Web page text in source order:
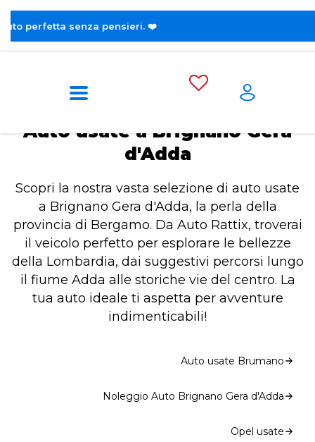
Home Auto usate a Brignano Gera d'Adda
Auto usate a Brignano Gera
d'Adda
Scopri la nostra vasta selezione di auto usate
a Brignano Gera d'Adda, la perla della
provincia di Bergamo. Da Auto Rattix, troverai
il veicolo perfetto per esplorare le bellezze
della Lombardia, dai suggestivi percorsi lungo
il fiume Adda alle storiche vie del centro. La
tua auto ideale ti aspetta per avventure
indimenticabili!
Auto usate Brumano
Noleggio Auto Brignano Gera d'Adda
Opel usate